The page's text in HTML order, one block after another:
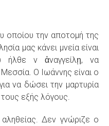
οποίου την αποτομή της
μας κάνει μνεία είναι
ν ἀναγγείλῃ, να
Ο Ιωάννης είναι ο
να δώσει την μαρτυρία
εξής λόγους.
Δεν γνώριζε ο